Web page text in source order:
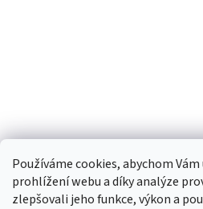
Používáme cookies, abychom
prohlížení webu a díky analýze
zlepšovali jeho funkce, výkon a